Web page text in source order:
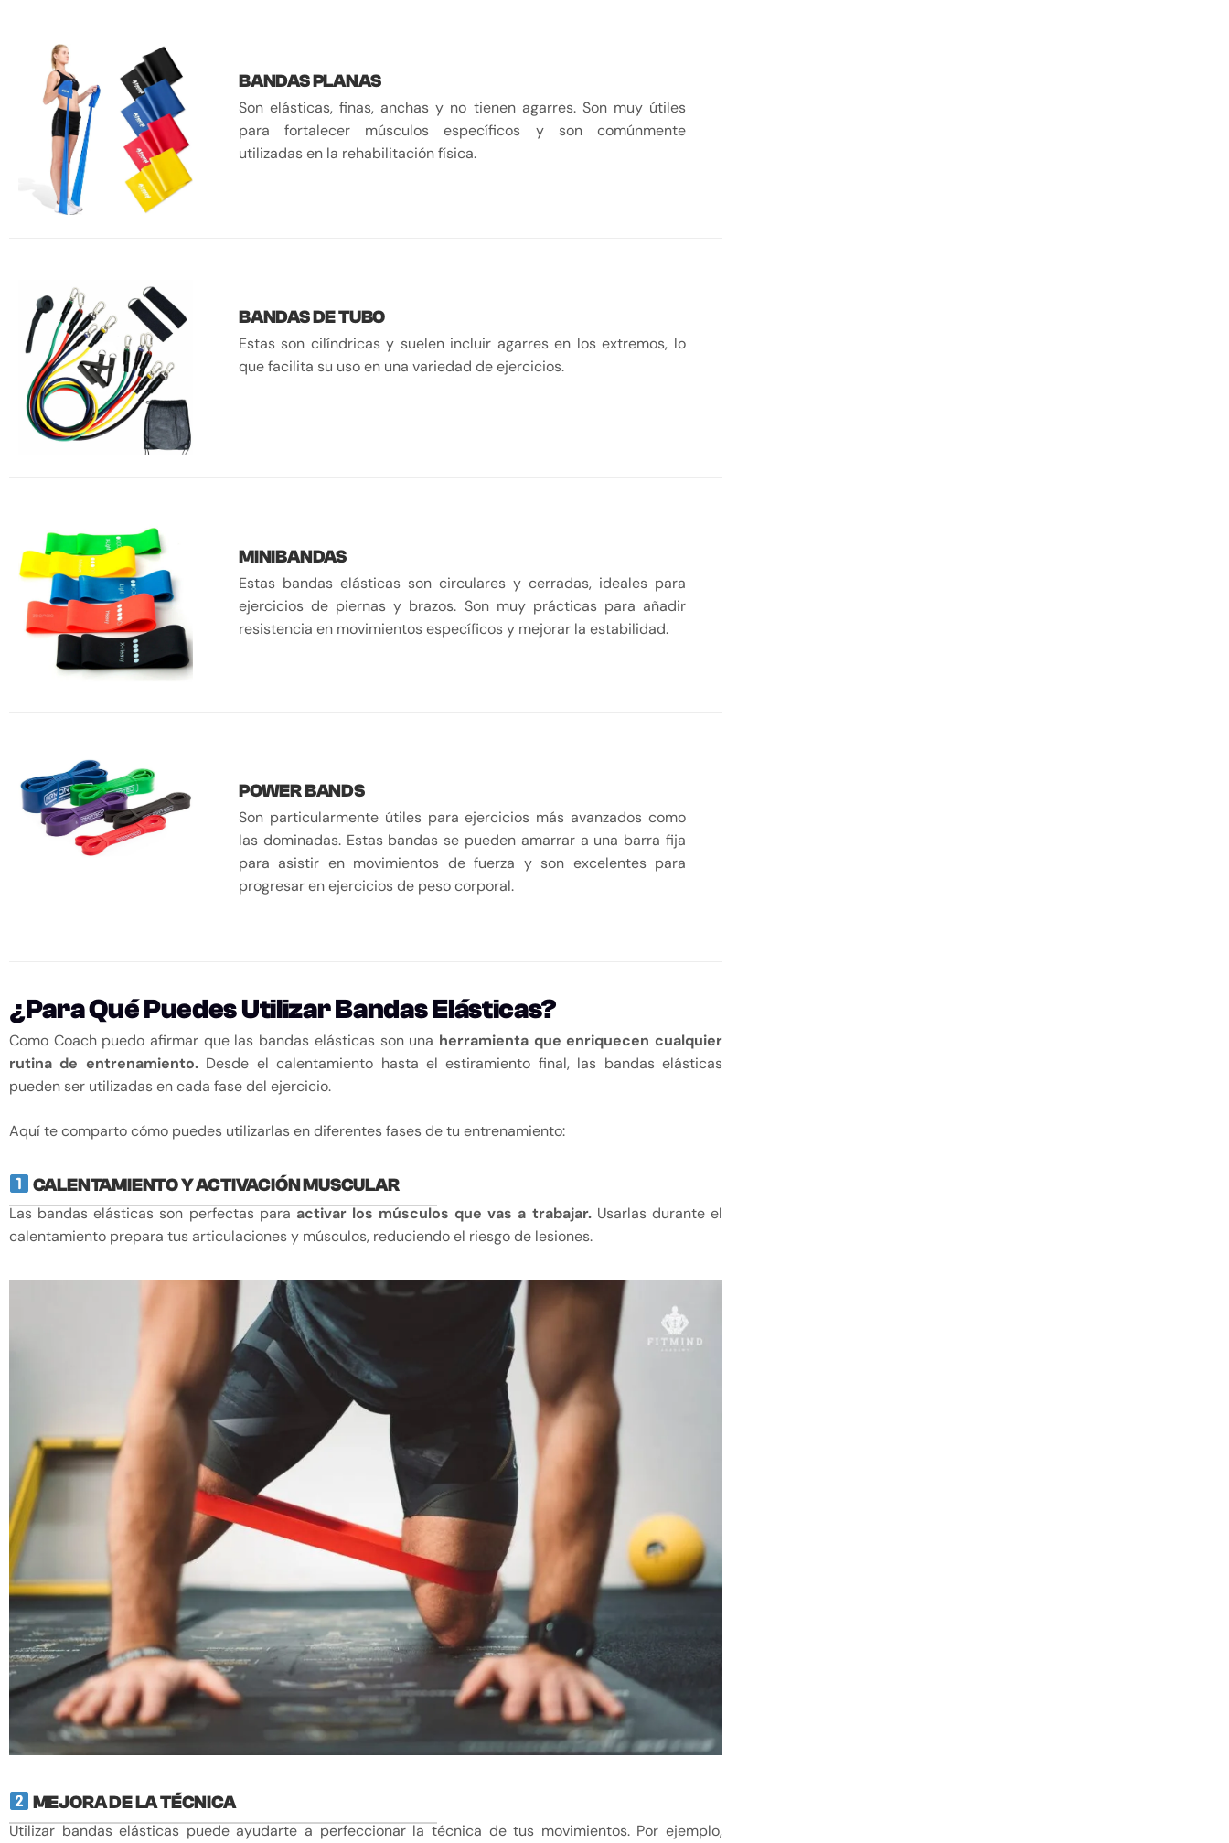
BANDAS PLANAS
Son elásticas, finas, anchas y no tienen agarres. Son muy útiles
para fortalecer músculos específicos y son comúnmente
utilizadas en la rehabilitación física.
BANDAS DE TUBO
Estas son cilíndricas y suelen incluir agarres en los extremos, lo
que facilita su uso en una variedad de ejercicios.
MINIBANDAS
Estas bandas elásticas son circulares y cerradas, ideales para
ejercicios de piernas y brazos. Son muy prácticas para añadir
resistencia en movimientos específicos y mejorar la estabilidad.
POWER BANDS
Son particularmente útiles para ejercicios más avanzados como
las dominadas. Estas bandas se pueden amarrar a una barra fija
para asistir en movimientos de fuerza y son excelentes para
progresar en ejercicios de peso corporal.
¿Para Qué Puedes Utilizar Bandas Elásticas?
Como Coach puedo afirmar que las bandas elásticas son una herramienta que enriquecen cualquier
rutina de entrenamiento. Desde el calentamiento hasta el estiramiento final, las bandas elásticas
pueden ser utilizadas en cada fase del ejercicio.
Aquí te comparto cómo puedes utilizarlas en diferentes fases de tu entrenamiento:
CALENTAMIENTO Y ACTIVACIÓN MUSCULAR
Las bandas elásticas son perfectas para activar los músculos que vas a trabajar. Usarlas durante el
calentamiento prepara tus articulaciones y músculos, reduciendo el riesgo de lesiones.
MEJORA DE LA TÉCNICA
Utilizar bandas elásticas puede ayudarte a perfeccionar la técnica de tus movimientos. Por ejemplo,